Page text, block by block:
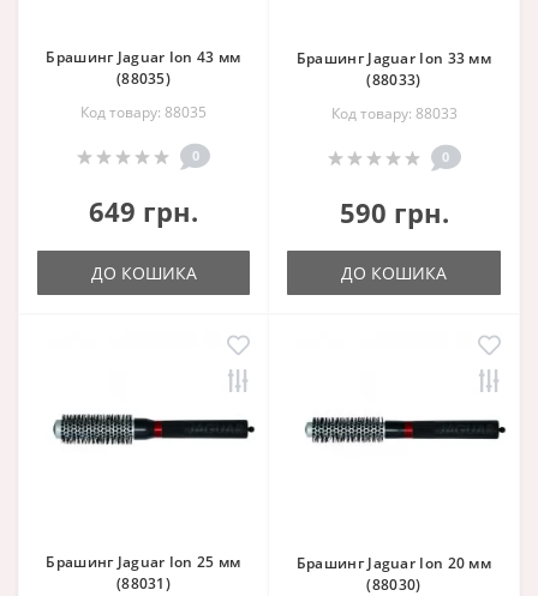
Брашинг Jaguar Ion 43 мм
(88035)
Код товару: 88035
0
649 грн.
ДО КОШИКА
Брашинг Jaguar Ion 33 мм
(88033)
Код товару: 88033
0
590 грн.
ДО КОШИКА
Брашинг Jaguar Ion 25 мм
(88031)
Брашинг Jaguar Ion 20 мм
(88030)